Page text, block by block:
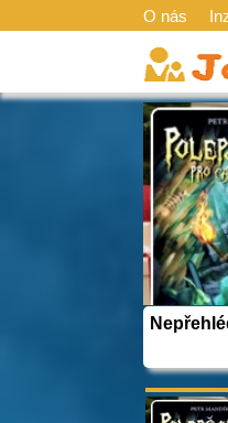
O nás